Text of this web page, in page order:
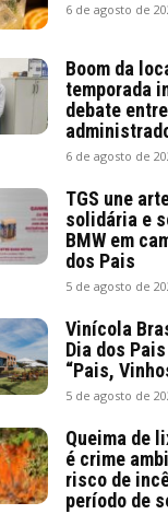
6 de agosto de
Boom da
temporada
debate
6 de agosto de
TGS une
solidária e
BMW em
dos Pais
5 de agosto de
Vinícola
Dia dos
“Pais,
5 de agosto de
Queima de
é crime
risco de
período de